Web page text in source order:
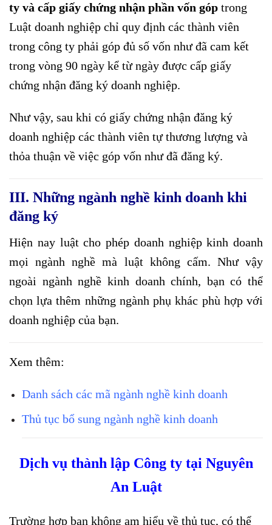
ty và cấp giấy chứng nhận phần vốn góp trong
Luật doanh nghiệp chỉ quy định các thành viên
trong công ty phải góp đủ số vốn như đã cam kết
trong vòng 90 ngày kể từ ngày được cấp giấy
chứng nhận đăng ký doanh nghiệp.
Như vậy, sau khi có giấy chứng nhận đăng ký
doanh nghiệp các thành viên tự thương lượng và
thỏa thuận về việc góp vốn như đã đăng ký.
III. Những ngành nghề kinh doanh khi
đăng ký
Hiện nay luật cho phép doanh nghiệp kinh doanh
mọi ngành nghề mà luật không cấm. Như vậy
ngoài ngành nghề kinh doanh chính, bạn có thể
chọn lựa thêm những ngành phụ khác phù hợp với
doanh nghiệp của bạn.
Xem thêm:
Danh sách các mã ngành nghề kinh doanh
Thủ tục bổ sung ngành nghề kinh doanh
Dịch vụ thành lập Công ty tại Nguyên
An Luật
Trường hợp bạn không am hiểu về thủ tục, có thể